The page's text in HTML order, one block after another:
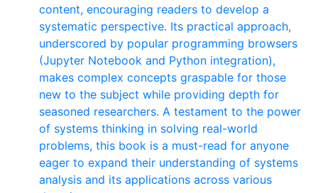
content, encouraging readers to develop a
systematic perspective. Its practical approach,
underscored by popular programming browsers
(Jupyter Notebook and Python integration),
makes complex concepts graspable for those
new to the subject while providing depth for
seasoned researchers. A testament to the power
of systems thinking in solving real-world
problems, this book is a must-read for anyone
eager to expand their understanding of systems
analysis and its applications across various